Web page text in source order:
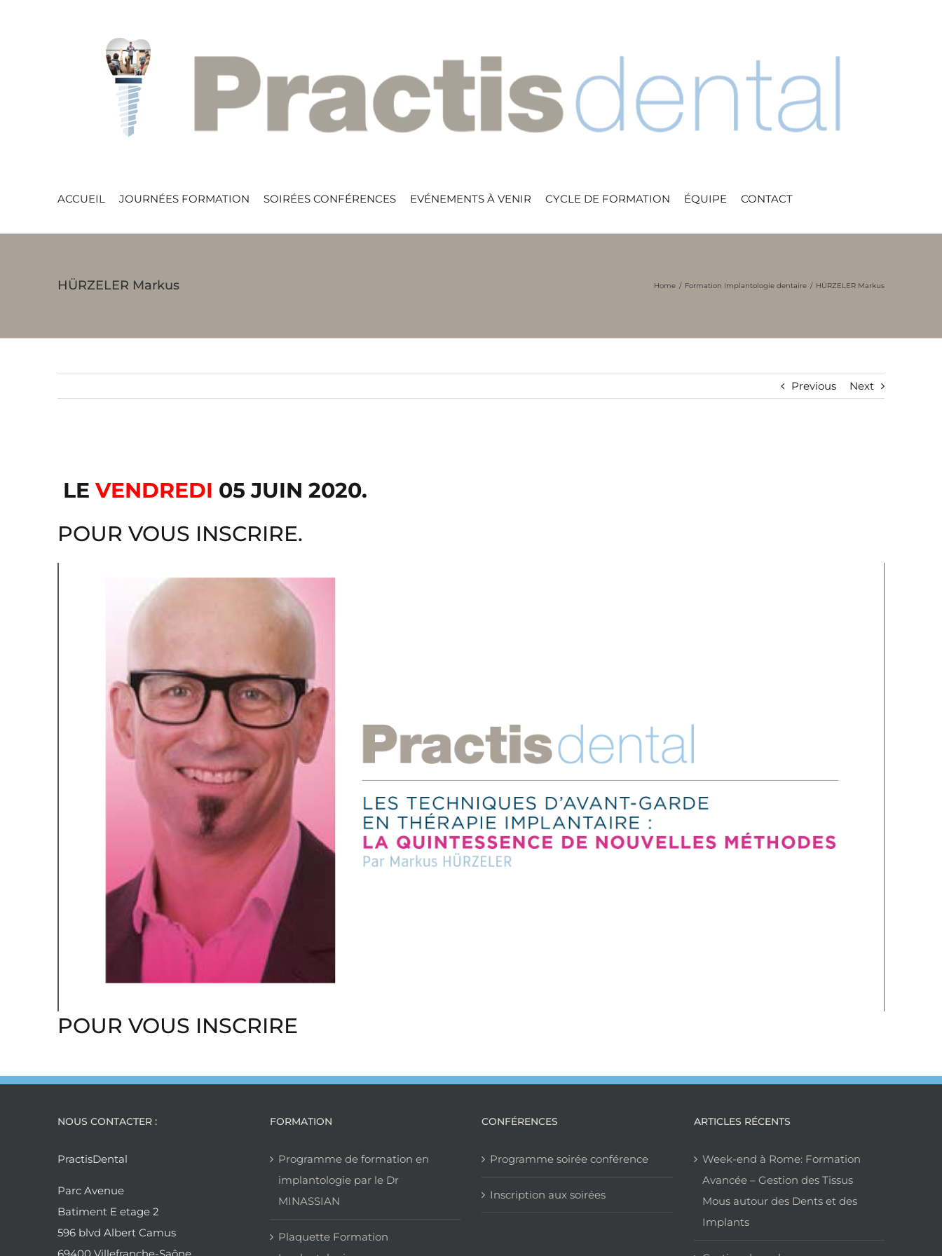
ACCUEIL JOURNÉES FORMATION SOIRÉES CONFÉRENCES EVÉNEMENTS À VENIR CYCLE DE FORMATION ÉQUIPE CONTACT
HÜRZELER Markus Home Formation Implantologie dentaire HÜRZELER Markus
Previous Next
LE VENDREDI 05 JUIN 2020.
POUR VOUS INSCRIRE.
POUR VOUS INSCRIRE
NOUS CONTACTER :
PractisDental
Parc Avenue
Batiment E etage 2
596 blvd Albert Camus
69400 Villefranche-Saône
FORMATION
Programme de formation en
implantologie par le Dr
MINASSIAN
Plaquette Formation
CONFÉRENCES
Programme soirée conférence
Inscription aux soirées
ARTICLES RÉCENTS
Week-end à Rome: Formation
Avancée – Gestion des Tissus
Mous autour des Dents et des
Implants